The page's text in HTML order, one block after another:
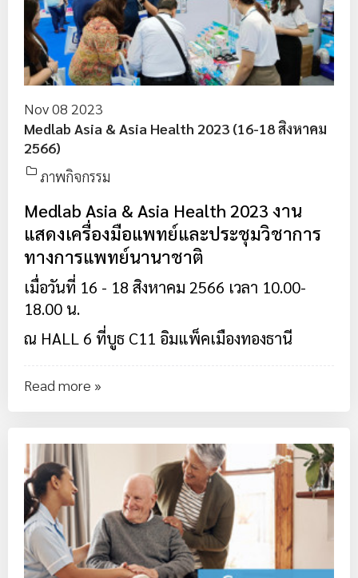
Nov 08 2023
Medlab Asia & Asia Health 2023 (16-18 สิงหาคม
2566)
ภาพกิจกรรม
Medlab Asia & Asia Health 2023 งาน
แสดงเครื่องมือแพทย์และประชุมวิชาการ
ทางการแพทย์นานาชาติ
เมื่อวันที่ 16 - 18 สิงหาคม 2566 เวลา 10.00-
18.00 น.
ณ HALL 6 ที่บูธ C11 อิมแพ็คเมืองทองธานี
Read more »